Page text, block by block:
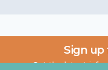
Sign
Get the latest